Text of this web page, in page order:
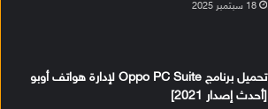
18 سبتمبر 2025
تحميل برنامج Oppo PC Suite لإدارة هواتف أوبو
[أحدث إصدار 2021]